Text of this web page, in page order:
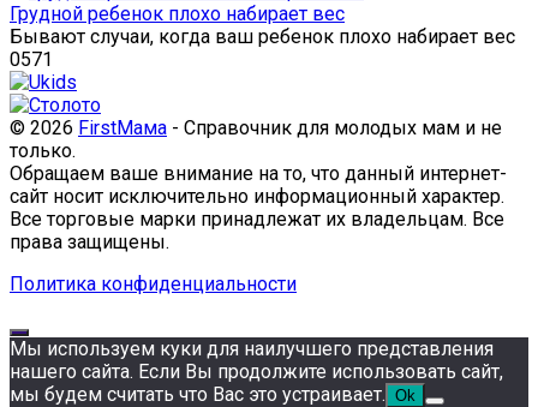
Грудной ребенок плохо набирает вес
Бывают случаи, когда ваш ребенок плохо набирает вес
0571
© 2026 FirstМама - Справочник для молодых мам и не
только.
Обращаем ваше внимание на то, что данный интернет-
сайт носит исключительно информационный характер.
Все торговые марки принадлежат их владельцам. Все
права защищены.
Политика конфиденциальности
Мы используем куки для наилучшего представления
нашего сайта. Если Вы продолжите использовать сайт,
мы будем считать что Вас это устраивает. Ok